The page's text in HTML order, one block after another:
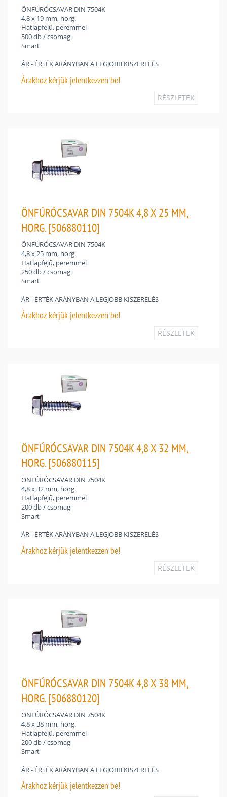
ÖNFÚRÓCSAVAR DIN 7504K
4,8 x 19 mm, horg.
Hatlapfejű, peremmel
500 db / csomag
Smart
ÁR - ÉRTÉK ARÁNYBAN A LEGJOBB KISZERELÉS
Árakhoz kérjük jelentkezzen be!
RÉSZLETEK
ÖNFÚRÓCSAVAR DIN 7504K 4,8 X 25 MM,
HORG. [506880110]
ÖNFÚRÓCSAVAR DIN 7504K
4,8 x 25 mm, horg.
Hatlapfejű, peremmel
250 db / csomag
Smart
ÁR - ÉRTÉK ARÁNYBAN A LEGJOBB KISZERELÉS
Árakhoz kérjük jelentkezzen be!
RÉSZLETEK
ÖNFÚRÓCSAVAR DIN 7504K 4,8 X 32 MM,
HORG. [506880115]
ÖNFÚRÓCSAVAR DIN 7504K
4,8 x 32 mm, horg.
Hatlapfejű, peremmel
200 db / csomag
Smart
ÁR - ÉRTÉK ARÁNYBAN A LEGJOBB KISZERELÉS
Árakhoz kérjük jelentkezzen be!
RÉSZLETEK
ÖNFÚRÓCSAVAR DIN 7504K 4,8 X 38 MM,
HORG. [506880120]
ÖNFÚRÓCSAVAR DIN 7504K
4,8 x 38 mm, horg.
Hatlapfejű, peremmel
200 db / csomag
Smart
ÁR - ÉRTÉK ARÁNYBAN A LEGJOBB KISZERELÉS
Árakhoz kérjük jelentkezzen be!